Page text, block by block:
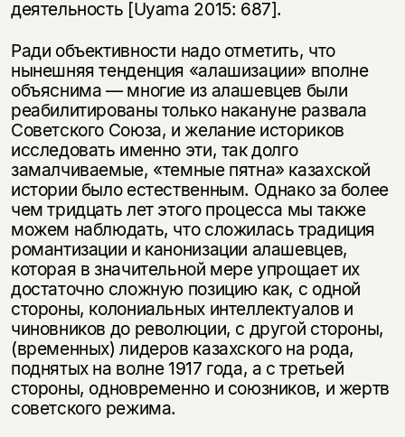
деятельность [Uyama 2015: 687].
Ради объективности надо отметить, что
нынешняя тенденция «алашизации» вполне
объяснима — многие из алашевцев были
реабилитированы только накануне развала
Советского Союза, и желание историков
исследовать именно эти, так долго
замалчиваемые, «темные пятна» казахской
истории было естественным. Однако за более
чем тридцать лет этого процесса мы также
можем наблюдать, что сложилась традиция
романтизации и канонизации алашевцев,
которая в значительной мере упрощает их
достаточно сложную позицию как, с одной
стороны, колониальных интеллектуалов и
чиновников до революции, с другой стороны,
(временных) лидеров казахского на рода,
поднятых на волне 1917 года, а с третьей
стороны, одновременно и союзников, и жертв
советского режима.